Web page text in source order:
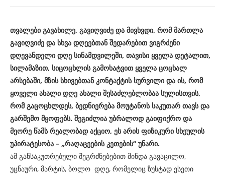
თვალები გავახილე, გავიღვიძე და მივხვდი, რომ მართლა
გავიღვიძე და სხვა დღეებთან შედარებით ვიგრძენი
დღევანდელი დღე სინამდვილეში, თავისი ყველა დეტალით,
სილამაზით, სიცოცხლის გამოხატვით ყველა ცოცხალ
არსებაში, მზის სხივებთან კონტაქტის სურვილი და ის, რომ
ყოველი ახალი დღე ახალი შესაძლებლობაა სულისთვის,
რომ გაცოცხლდეს, ბედნიერება მოუტანოს საკუთარ თავს და
გარშემო მყოფებს. შეგიძლია უბრალოდ გაიფიქრო და
მეორე წამს რეალობად აქციო, ეს არის ფიზიკური სხეულის
უპირატესობა – „რაღაცეების კეთების“ უნარი.
ამ განსაკუთრებული შეგრძნებებით მინდა გავაცილო,
უცნაური, მარტის, ბოლო დღე, რომელიც ზუსტად ესეთი